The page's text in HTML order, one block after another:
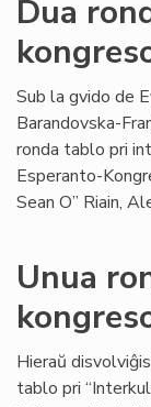
Dua
Sub la gvido de
Barandovska-
ronda tablo pri
Esperanto-
Sean O” Riain,
Unua
Hieraŭ
tablo pri